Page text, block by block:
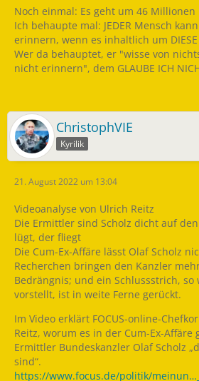
Noch einmal: Es geht um 46 Millionen
Ich behaupte mal: JEDER Mensch
erinnern, wenn es inhaltlich um DIESE
Wer da behauptet, er "wisse von
nicht erinnern", dem GLAUBE ICH
ChristophVIE
Kyrilik
21. August 2022 um 13:04
Videoanalyse von Ulrich Reitz
Die Ermittler sind Scholz dicht auf
lügt, der fliegt
Die Cum-Ex-Affäre lässt Olaf Scholz
Recherchen bringen den Kanzler
Bedrängnis; und ein Schlussstrich, so
vorstellt, ist in weite Ferne gerückt.
Im Video erklärt FOCUS-online-
Reitz, worum es in der Cum-Ex-
Ermittler Bundeskanzler Olaf Scholz
sind“.
https://www.focus.de/politik/